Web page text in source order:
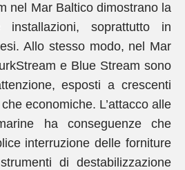
nel Mar Baltico dimostrano la
soprattutto in
Allo stesso modo, nel Mar
e Blue Stream sono
esposti a crescenti
economiche. L’attacco alle
ha conseguenze che
interruzione delle forniture
di destabilizzazione